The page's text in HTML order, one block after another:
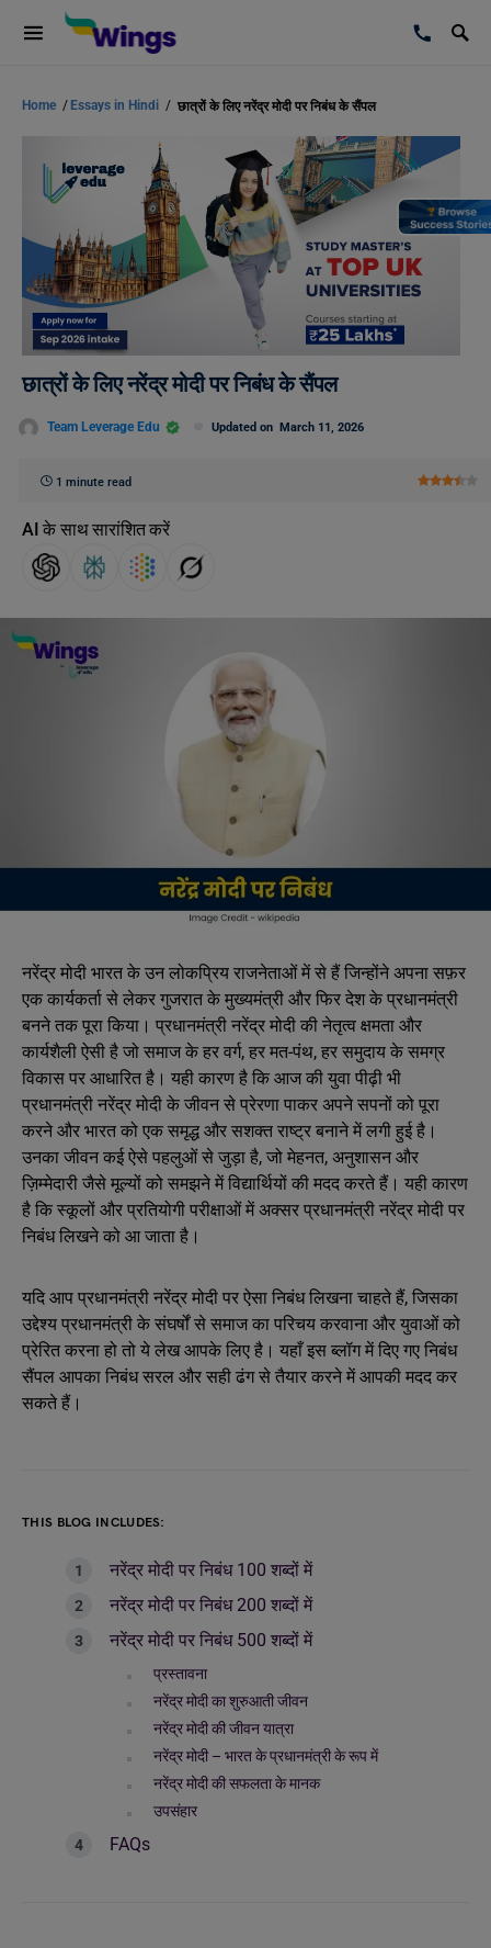
Home / Essays in Hindi / छात्रों के लिए नरेंद्र मोदी पर निबंध के सैंपल
छात्रों के लिए नरेंद्र मोदी पर निबंध के सैंपल
Team Leverage Edu Updated on March 11, 2026
1 minute read
AI के साथ सारांशित करें
नरेंद्र मोदी भारत के उन लोकप्रिय राजनेताओं में से हैं जिन्होंने अपना सफ़र
एक कार्यकर्ता से लेकर गुजरात के मुख्यमंत्री और फिर देश के प्रधानमंत्री
बनने तक पूरा किया। प्रधानमंत्री नरेंद्र मोदी की नेतृत्व क्षमता और
कार्यशैली ऐसी है जो समाज के हर वर्ग, हर मत-पंथ, हर समुदाय के समग्र
विकास पर आधारित है। यही कारण है कि आज की युवा पीढ़ी भी
प्रधानमंत्री नरेंद्र मोदी के जीवन से प्रेरणा पाकर अपने सपनों को पूरा
करने और भारत को एक समृद्ध और सशक्त राष्ट्र बनाने में लगी हुई है।
उनका जीवन कई ऐसे पहलुओं से जुड़ा है, जो मेहनत, अनुशासन और
ज़िम्मेदारी जैसे मूल्यों को समझने में विद्यार्थियों की मदद करते हैं। यही कारण
है कि स्कूलों और प्रतियोगी परीक्षाओं में अक्सर प्रधानमंत्री नरेंद्र मोदी पर
निबंध लिखने को आ जाता है।
यदि आप प्रधानमंत्री नरेंद्र मोदी पर ऐसा निबंध लिखना चाहते हैं, जिसका
उद्देश्य प्रधानमंत्री के संघर्षों से समाज का परिचय करवाना और युवाओं को
प्रेरित करना हो तो ये लेख आपके लिए है। यहाँ इस ब्लॉग में दिए गए निबंध
सैंपल आपका निबंध सरल और सही ढंग से तैयार करने में आपकी मदद कर
सकते हैं।
THIS BLOG INCLUDES:
नरेंद्र मोदी पर निबंध 100 शब्दों में
नरेंद्र मोदी पर निबंध 200 शब्दों में
नरेंद्र मोदी पर निबंध 500 शब्दों में
प्रस्तावना
नरेंद्र मोदी का शुरुआती जीवन
नरेंद्र मोदी की जीवन यात्रा
नरेंद्र मोदी – भारत के प्रधानमंत्री के रूप में
नरेंद्र मोदी की सफलता के मानक
उपसंहार
FAQs